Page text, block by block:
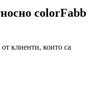
colorFabb
клиенти, които са